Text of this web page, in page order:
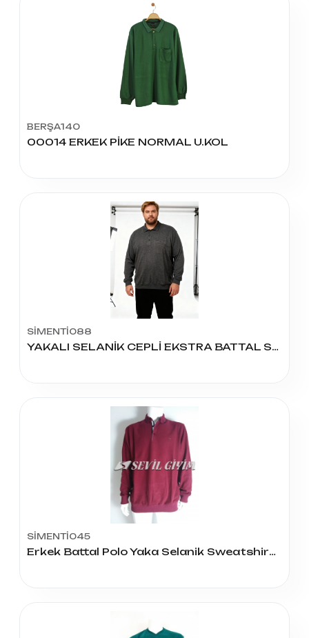
BERŞA140
00014 ERKEK PİKE NORMAL U.KOL
SİMENTİ088
YAKALI SELANİK CEPLİ EKSTRA BATTAL SWEAT
SİMENTİ045
Erkek Battal Polo Yaka Selanik Sweatshirt S-045